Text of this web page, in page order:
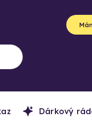
Dárkový